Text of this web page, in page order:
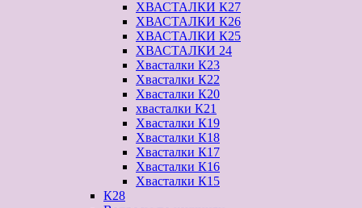
ХВАСТАЛКИ К27
ХВАСТАЛКИ К26
ХВАСТАЛКИ К25
ХВАСТАЛКИ 24
Хвасталки К23
Хвасталки К22
Хвасталки К20
хвасталки К21
Хвасталки К19
Хвасталки К18
Хвасталки К17
Хвасталки К16
Хвасталки К15
К28